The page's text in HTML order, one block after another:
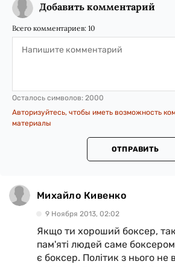
Добавить комментарий
Всего комментариев: 10
Осталось символов: 2000
Авторизуйтесь, чтобы иметь возможность
материалы
ОТПРАВИТЬ
Михайло Кивенко
9 Ноября 2013, 02:02
Якщо ти хороший боксер,
пам'яті людей саме
є боксер. Політик з нього не